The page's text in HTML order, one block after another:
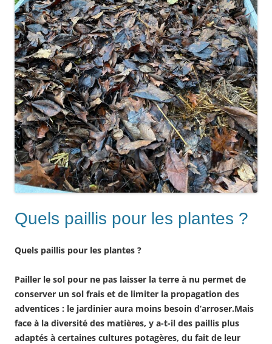
Quels paillis pour les plantes ?
Quels paillis pour les plantes ?
Pailler le sol pour ne pas laisser la terre à nu permet de
conserver un sol frais et de limiter la propagation des
adventices : le jardinier aura moins besoin d’arroser.Mais
face à la diversité des matières, y a-t-il des paillis plus
adaptés à certaines cultures potagères, du fait de leur